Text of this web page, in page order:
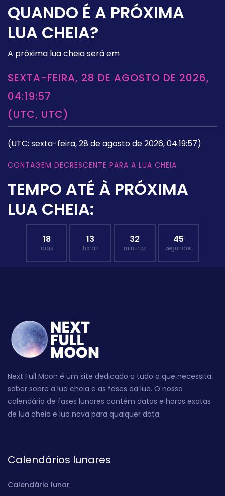
QUANDO É A PRÓXIMA
LUA CHEIA?
A próxima lua cheia será em
SEXTA-FEIRA, 28 DE AGOSTO DE 2026,
04:19:57
(UTC, UTC)
(UTC: sexta-feira, 28 de agosto de 2026, 04:19:57)
CONTAGEM DECRESCENTE PARA A LUA CHEIA
TEMPO ATÉ À PRÓXIMA
LUA CHEIA:
18
dias
13
horas
32
minutos
44
segundos
Next Full Moon é um site dedicado a tudo o que necessita
saber sobre a lua cheia e as fases da lua. O nosso
calendário de fases lunares contém datas e horas exatas
de lua cheia e lua nova para qualquer data.
Calendários lunares
Calendário lunar